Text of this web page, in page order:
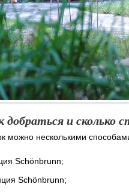
добраться и сколько
можно несколькими
Schönbrunn;
Schönbrunn;